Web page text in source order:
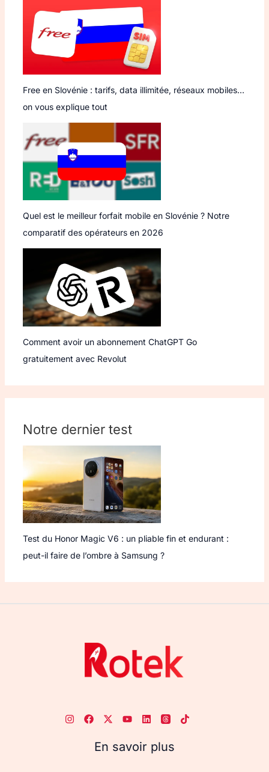
Free en Slovénie : tarifs, data illimitée, réseaux mobiles…
on vous explique tout
Quel est le meilleur forfait mobile en Slovénie ? Notre
comparatif des opérateurs en 2026
Comment avoir un abonnement ChatGPT Go
gratuitement avec Revolut
Notre dernier test
Test du Honor Magic V6 : un pliable fin et endurant :
peut-il faire de l’ombre à Samsung ?
En savoir plus